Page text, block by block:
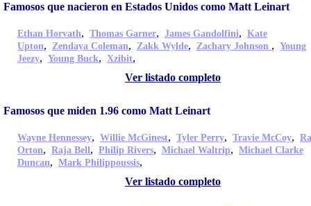
Famosos que nacieron en Estados Unidos como Matt Leinart
Ethan Horvath, Thomas Garner, James Gandolfini, Kate
Upton, Zendaya Coleman, Zakk Wylde, Zachary Johnson , Young
Jeezy, Young Buck, Xzibit,
Ver listado completo
Famosos que miden 1.96 como Matt Leinart
Wayne Hennessey, Willie McGinest, Tyler Perry, Travie McCoy,
Orton, Raja Bell, Philip Rivers, Michael Waltrip, Michael Clarke
Duncan, Mark Philippoussis,
Ver listado completo